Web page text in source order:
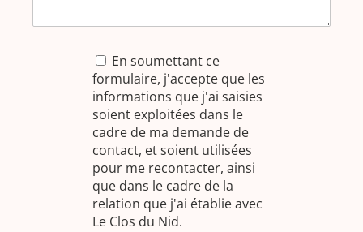
En soumettant ce
formulaire, j'accepte que les
informations que j'ai saisies
soient exploitées dans le
cadre de ma demande de
contact, et soient utilisées
pour me recontacter, ainsi
que dans le cadre de la
relation que j'ai établie avec
Le Clos du Nid.